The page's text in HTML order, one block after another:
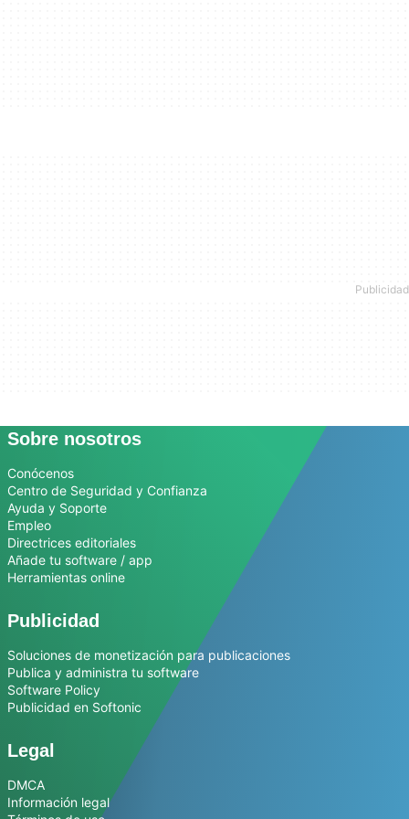
Sobre nosotros
Conócenos
Centro de Seguridad y Confianza
Ayuda y Soporte
Empleo
Directrices editoriales
Añade tu software / app
Herramientas online
Publicidad
Soluciones de monetización para publicaciones
Publica y administra tu software
Software Policy
Publicidad en Softonic
Legal
DMCA
Información legal